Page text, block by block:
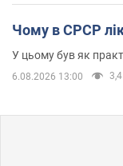
Чому в СРСР
У цьому був як
6.08.2026 13:00